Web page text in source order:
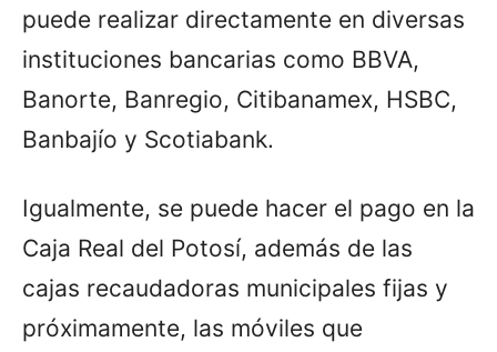
puede realizar directamente en diversas
instituciones bancarias como BBVA,
Banorte, Banregio, Citibanamex, HSBC,
Banbajío y Scotiabank.
Igualmente, se puede hacer el pago en la
Caja Real del Potosí, además de las
cajas recaudadoras municipales fijas y
próximamente, las móviles que